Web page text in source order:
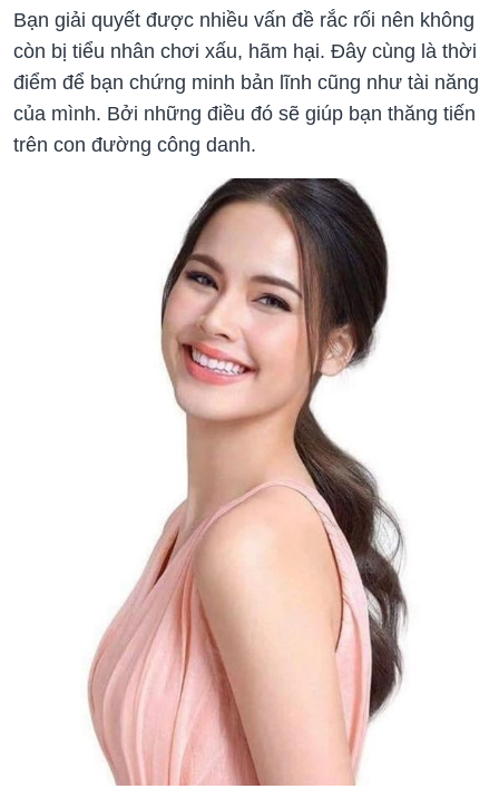
Bạn giải quyết được nhiều vấn đề rắc rối nên không
còn bị tiểu nhân chơi xấu, hãm hại. Đây cùng là thời
điểm để bạn chứng minh bản lĩnh cũng như tài năng
của mình. Bởi những điều đó sẽ giúp bạn thăng tiến
trên con đường công danh.